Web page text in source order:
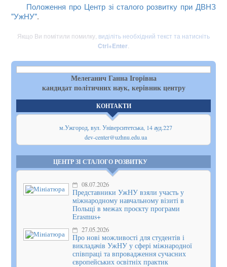
Положення про Центр зі сталого розвитку при ДВНЗ
"УжНУ".
Якщо Ви помітили помилку, виділіть необхідний текст та натисніть
Ctrl+Enter
Мелеганич Ганна Ігорівна
кандидат політичних наук, керівник центру
КОНТАКТИ
м.Ужгород, вул. Університетська, 14 ауд.227
dev-center@uzhnu.edu.ua
ЦЕНТР ЗІ СТАЛОГО РОЗВИТКУ
08.07.2026
Представники УжНУ взяли участь у
міжнародному навчальному візиті в
Польщі в межах проєкту програми
Erasmus+
27.05.2026
Про нові можливості для студентів і
викладачів УжНУ у сфері міжнародної
співпраці та впровадження cучасних
європейських освітніх практик